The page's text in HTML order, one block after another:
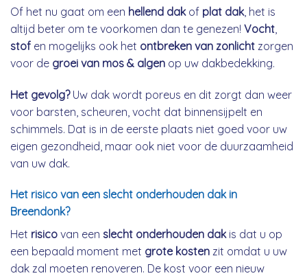
Of het nu gaat om een hellend dakof plat dak, het is
altijd beter om te voorkomen dan te genezen! Vocht
stof en mogelijks ook het ontbreken van zonlicht zorgen
voor de groei van mos & algen op uw dakbedekking.
Het gevolg?Uw dak wordt poreus en dit zorgt dan weer
voor barsten, scheuren, vocht dat binnensijpelt en
schimmels. Dat is in de eerste plaats niet goed voor uw
eigen gezondheid, maar ook niet voor de duurzaamheid
van uw dak.
Het risico van een slecht onderhouden dak in
Breendonk?
Het risico van een slecht onderhouden dakis dat u op
een bepaald moment met grote kosten zit omdat u uw
dak zal moeten renoveren. De kost voor een nieuw